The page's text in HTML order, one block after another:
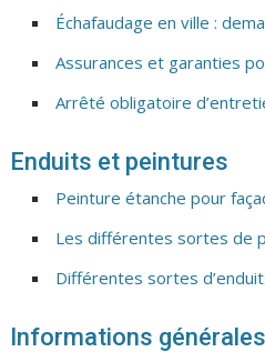
Échafaudage en ville :
Assurances et garanties
Arrêté obligatoire
Enduits et peintures
Peinture étanche pour
Les différentes sortes de
Différentes sortes
Informations générales